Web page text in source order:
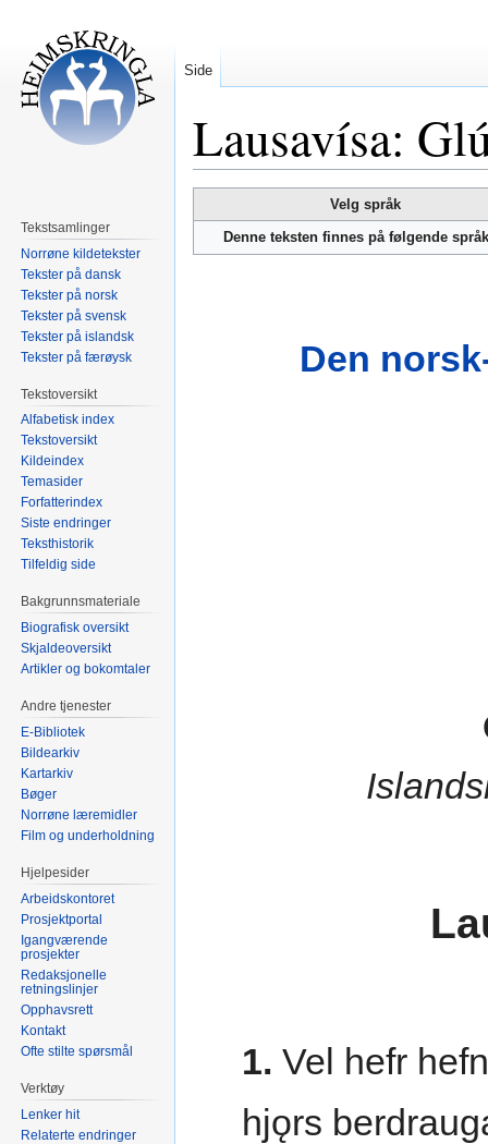
Lausavísa:
til
navigering
til
Velg språk
Denne teksten finnes på følgende
Den
1. Vel hefr
hjǫrs
Side
Tekstsamlinger
Norrøne kildetekster
Tekster på dansk
Tekster på norsk
Tekster på svensk
Tekster på islandsk
Tekster på færøysk
Tekstoversikt
Alfabetisk index
Tekstoversikt
Kildeindex
Temasider
Forfatterindex
Siste endringer
Teksthistorik
Tilfeldig side
Bakgrunnsmateriale
Biografisk oversikt
Skjaldeoversikt
Artikler og bokomtaler
Andre tjenester
E-Bibliotek
Bildearkiv
Kartarkiv
Bøger
Norrøne læremidler
Film og underholdning
Hjelpesider
Arbeidskontoret
Prosjektportal
Igangværende
prosjekter
Redaksjonelle
retningslinjer
Opphavsrett
Kontakt
Ofte stilte spørsmål
Verktøy
Lenker hit
Relaterte endringer